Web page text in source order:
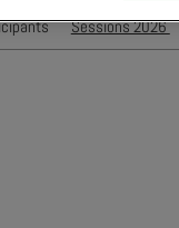
Sessions 2026